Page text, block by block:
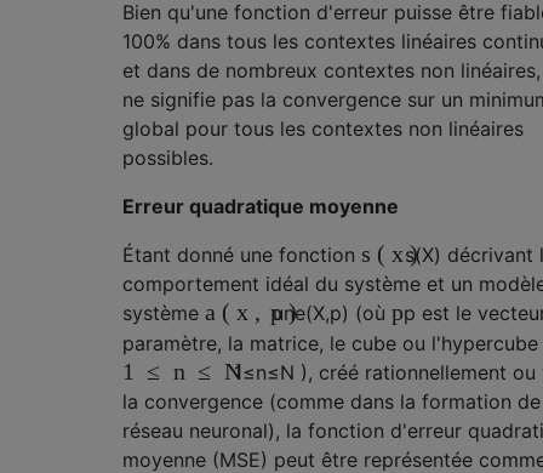
Bien qu'une fonction d'erreur puisse être
100% dans tous les contextes linéaires
et dans de nombreux contextes non
ne signifie pas la convergence sur un
global pour tous les contextes non linéaires
possibles.
Erreur quadratique moyenne
Étant donné une fonction s ( x)
s(X) décrivant
comportement idéal du système et un
système a ( x , p)
une(X,p) (où pp est le
paramètre, la matrice, le cube ou
1 ≤ n ≤ N
1≤n≤N ), créé rationnellement ou
la convergence (comme dans la formation de
réseau neuronal), la fonction d'erreur
moyenne (MSE) peut être représentée